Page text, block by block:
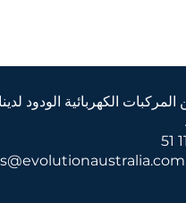
الكهربائية الودود